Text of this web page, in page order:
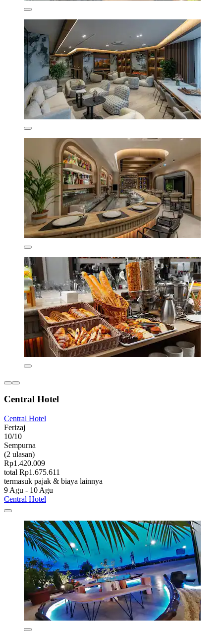
Central Hotel
Central Hotel
Ferizaj
10/10
Sempurna
(2 ulasan)
Rp1.420.009
total Rp1.675.611
termasuk pajak & biaya lainnya
9 Agu - 10 Agu
Central Hotel